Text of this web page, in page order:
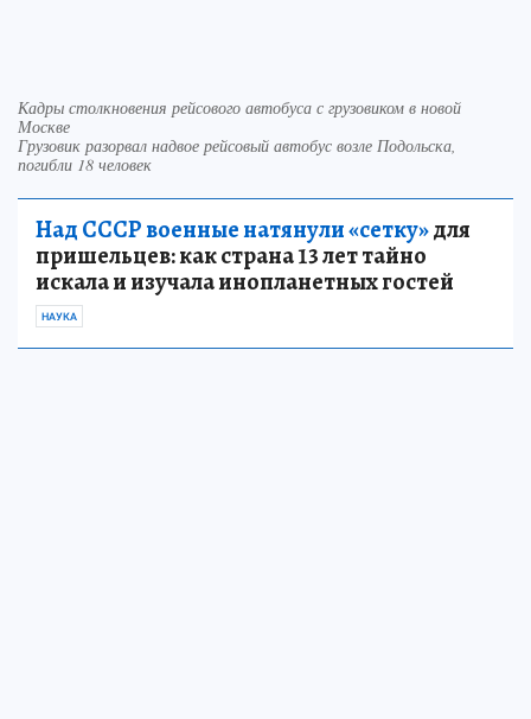
Кадры столкновения рейсового автобуса с грузовиком в новой
Москве
Грузовик разорвал надвое рейсовый автобус возле Подольска,
погибли 18 человек
Над СССР военные натянули «сетку»для
пришельцев: как страна 13 лет тайно
искала и изучала инопланетных гостей
НАУКА